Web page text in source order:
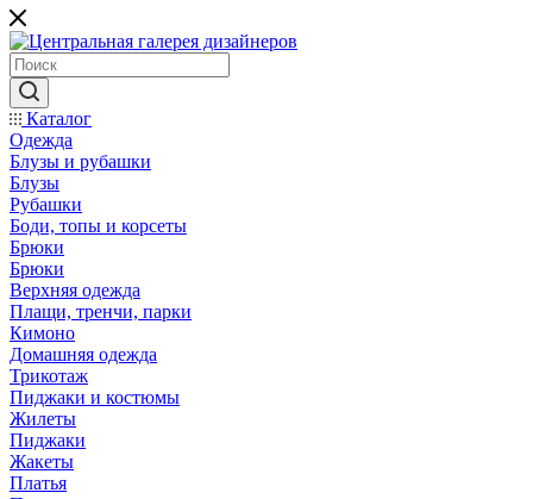
Каталог
Одежда
Блузы и рубашки
Блузы
Рубашки
Боди, топы и корсеты
Брюки
Брюки
Верхняя одежда
Плащи, тренчи, парки
Кимоно
Домашняя одежда
Трикотаж
Пиджаки и костюмы
Жилеты
Пиджаки
Жакеты
Платья